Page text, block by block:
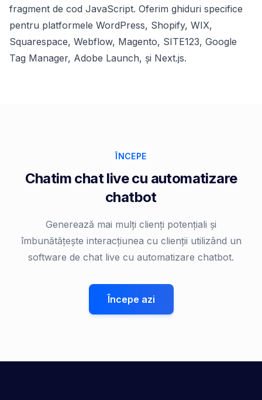
fragment de cod JavaScript. Oferim ghiduri specifice
pentru platformele WordPress, Shopify, WIX,
Squarespace, Webflow, Magento, SITE123, Google
Tag Manager, Adobe Launch, și Next.js.
ÎNCEPE
Chatim chat live cu automatizare
chatbot
Generează mai mulți clienți potențiali și
îmbunătățește interacțiunea cu clienții utilizând un
software de chat live cu automatizare chatbot.
Începe azi